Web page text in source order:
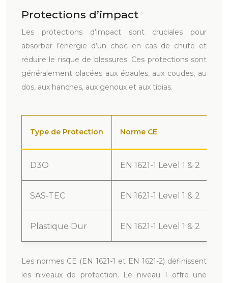
Protections d’impact
Les protections d’impact sont cruciales pour
absorber l’énergie d’un choc en cas de chute et
réduire le risque de blessures. Ces protections sont
généralement placées aux épaules, aux coudes, au
dos, aux hanches, aux genoux et aux tibias.
Type de Protection Norme CE
D3O EN 1621-1 Level 1 & 2
SAS-TEC EN 1621-1 Level 1 & 2
Plastique Dur EN 1621-1 Level 1 & 2
Les normes CE (EN 1621-1 et EN 1621-2) définissent
les niveaux de protection. Le niveau 1 offre une